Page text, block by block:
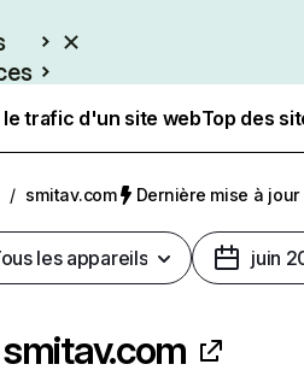
trafic d'un site webTop des
/ smitav.com Dernière mise à
les appareils juin
smitav.com